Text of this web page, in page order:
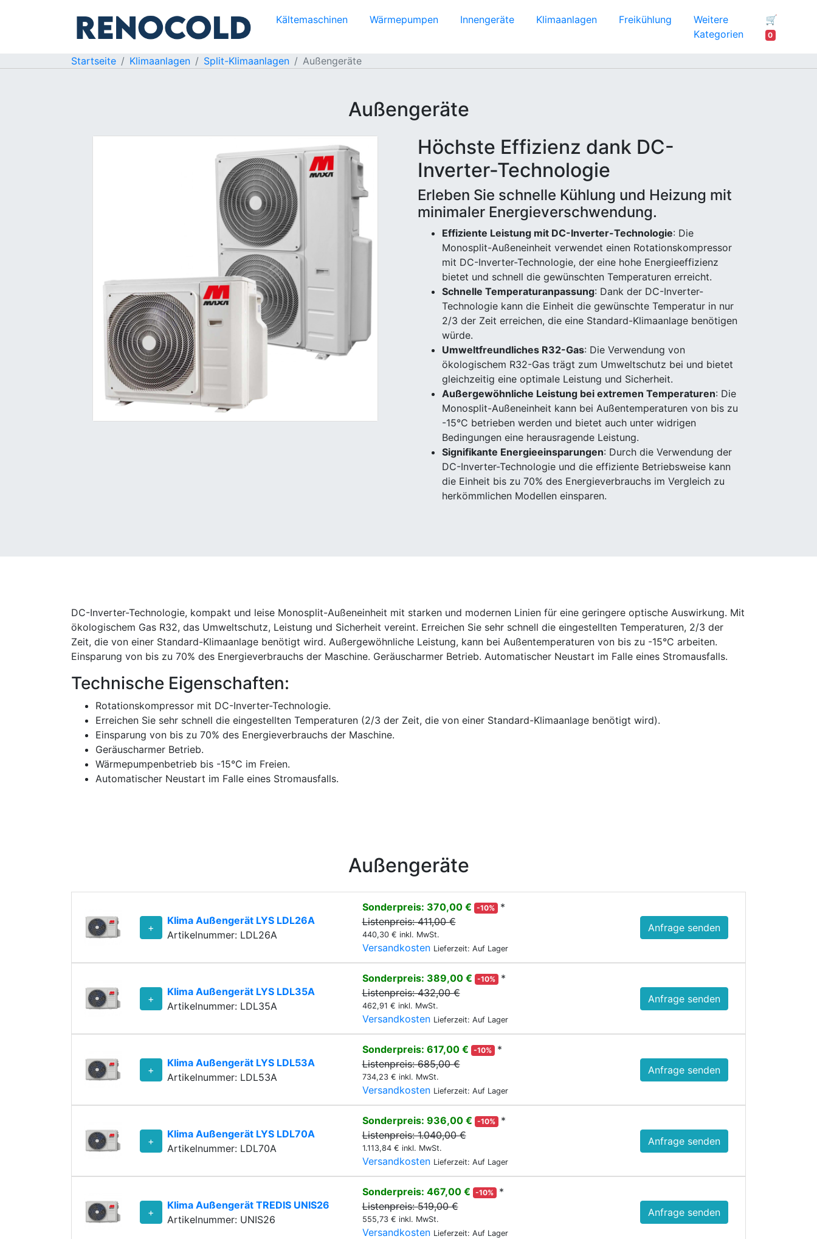
Kältemaschinen Wärmepumpen Innengeräte Klimaanlagen Freikühlung
Weitere
Kategorien
🛒
0
Startseite Klimaanlagen Split-Klimaanlagen Außengeräte
Außengeräte
Höchste Effizienz dank DC-
Inverter-Technologie
Erleben Sie schnelle Kühlung und Heizung mit
minimaler Energieverschwendung.
Effiziente Leistung mit DC-Inverter-Technologie: Die
Monosplit-Außeneinheit verwendet einen Rotationskompressor
mit DC-Inverter-Technologie, der eine hohe Energieeffizienz
bietet und schnell die gewünschten Temperaturen erreicht.
Schnelle Temperaturanpassung: Dank der DC-Inverter-
Technologie kann die Einheit die gewünschte Temperatur in nur
2/3 der Zeit erreichen, die eine Standard-Klimaanlage benötigen
würde.
Umweltfreundliches R32-Gas: Die Verwendung von
ökologischem R32-Gas trägt zum Umweltschutz bei und bietet
gleichzeitig eine optimale Leistung und Sicherheit.
Außergewöhnliche Leistung bei extremen Temperaturen: Die
Monosplit-Außeneinheit kann bei Außentemperaturen von bis zu
-15°C betrieben werden und bietet auch unter widrigen
Bedingungen eine herausragende Leistung.
Signifikante Energieeinsparungen: Durch die Verwendung der
DC-Inverter-Technologie und die effiziente Betriebsweise kann
die Einheit bis zu 70% des Energieverbrauchs im Vergleich zu
herkömmlichen Modellen einsparen.
DC-Inverter-Technologie, kompakt und leise Monosplit-Außeneinheit mit starken und modernen Linien für eine geringere optische Auswirkung. Mit
ökologischem Gas R32, das Umweltschutz, Leistung und Sicherheit vereint. Erreichen Sie sehr schnell die eingestellten Temperaturen, 2/3 der
Zeit, die von einer Standard-Klimaanlage benötigt wird. Außergewöhnliche Leistung, kann bei Außentemperaturen von bis zu -15°C arbeiten.
Einsparung von bis zu 70% des Energieverbrauchs der Maschine. Geräuscharmer Betrieb. Automatischer Neustart im Falle eines Stromausfalls.
Technische Eigenschaften:
Rotationskompressor mit DC-Inverter-Technologie.
Erreichen Sie sehr schnell die eingestellten Temperaturen (2/3 der Zeit, die von einer Standard-Klimaanlage benötigt wird).
Einsparung von bis zu 70% des Energieverbrauchs der Maschine.
Geräuscharmer Betrieb.
Wärmepumpenbetrieb bis -15°C im Freien.
Automatischer Neustart im Falle eines Stromausfalls.
Außengeräte
+
Klima Außengerät LYS LDL26A
Artikelnummer: LDL26A
Sonderpreis: 370,00 € -10%
*
Listenpreis: 411,00 €
440,30 € inkl. MwSt.
Versandkosten Lieferzeit: Auf Lager
Anfrage senden
+
Klima Außengerät LYS LDL35A
Artikelnummer: LDL35A
Sonderpreis: 389,00 € -10%
*
Listenpreis: 432,00 €
462,91 € inkl. MwSt.
Versandkosten Lieferzeit: Auf Lager
Anfrage senden
+
Klima Außengerät LYS LDL53A
Artikelnummer: LDL53A
Sonderpreis: 617,00 € -10%
*
Listenpreis: 685,00 €
734,23 € inkl. MwSt.
Versandkosten Lieferzeit: Auf Lager
Anfrage senden
+
Klima Außengerät LYS LDL70A
Artikelnummer: LDL70A
Sonderpreis: 936,00 € -10%
*
Listenpreis: 1.040,00 €
1.113,84 € inkl. MwSt.
Versandkosten Lieferzeit: Auf Lager
Anfrage senden
+
Klima Außengerät TREDIS UNIS26
Artikelnummer: UNIS26
Sonderpreis: 467,00 € -10%
*
Listenpreis: 519,00 €
555,73 € inkl. MwSt.
Versandkosten Lieferzeit: Auf Lager
Anfrage senden